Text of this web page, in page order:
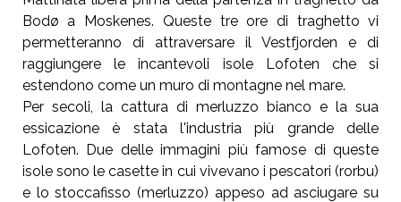
Bodø a Moskenes. Queste tre ore di traghetto vi
permetteranno di attraversare il Vestfjorden e di
raggiungere le incantevoli isole Lofoten che si
estendono come un muro di montagne nel mare.
Per secoli, la cattura di merluzzo bianco e la sua
essicazione è stata l'industria più grande delle
Lofoten. Due delle immagini più famose di queste
isole sono le casette in cui vivevano i pescatori (rorbu)
e lo stoccafisso (merluzzo) appeso ad asciugare su